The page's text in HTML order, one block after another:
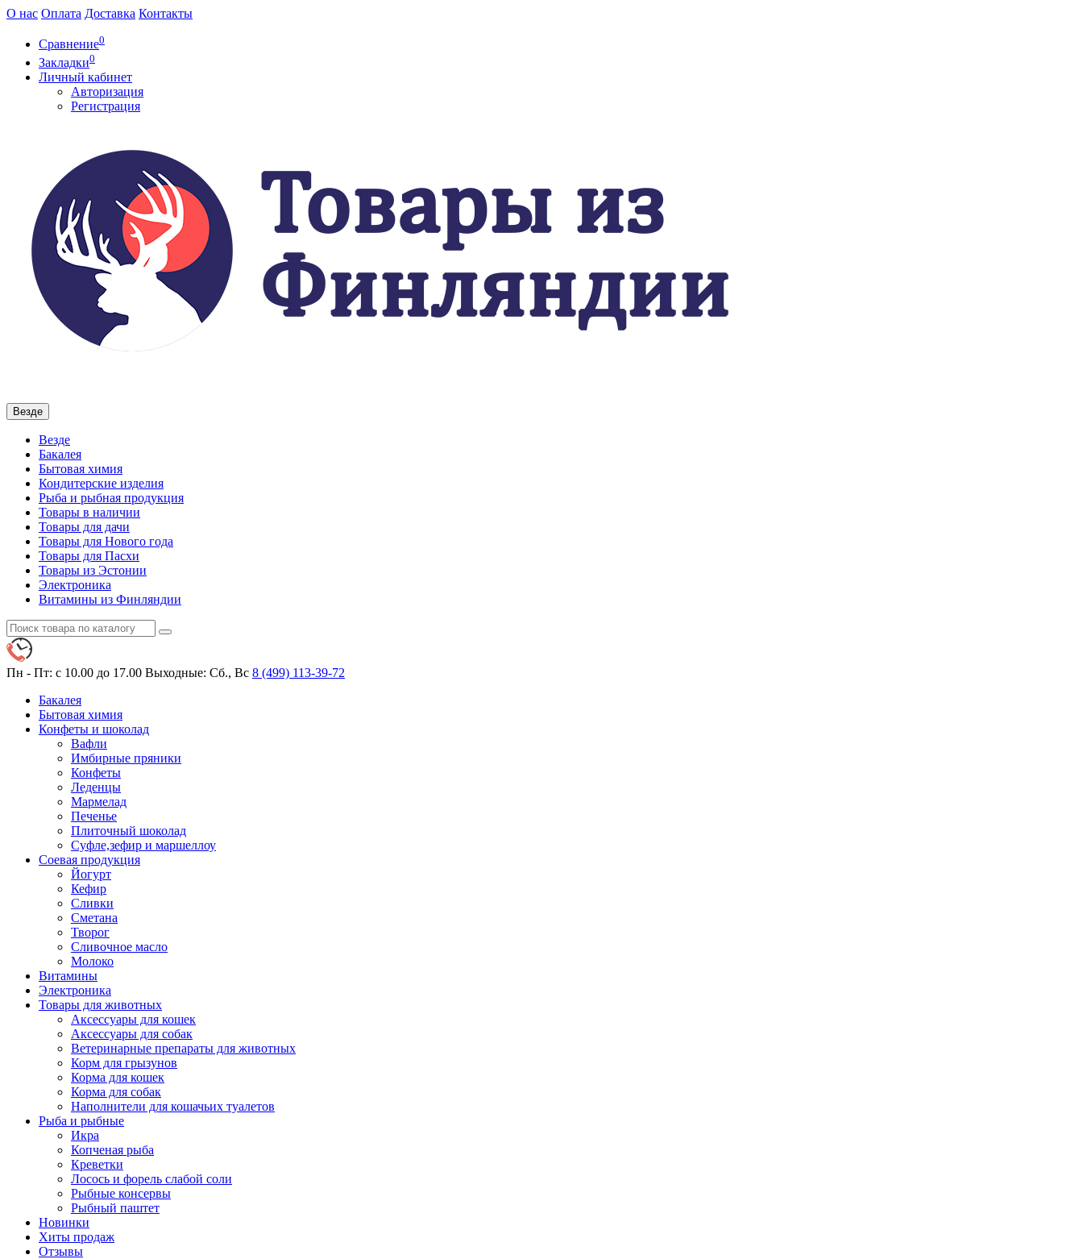
О нас Оплата Доставка Контакты
Сравнение0
Закладки0
Личный кабинет
Авторизация
Регистрация
Везде
Везде
Бакалея
Бытовая химия
Кондитерские изделия
Рыба и рыбная продукция
Товары в наличии
Товары для дачи
Товары для Нового года
Товары для Пасхи
Товары из Эстонии
Электроника
Витамины из Финляндии
Пн - Пт: с 10.00 до 17.00 Выходные: Сб., Вс 8 (499) 113-39-72
Бакалея
Бытовая химия
Конфеты и шоколад
Вафли
Имбирные пряники
Конфеты
Леденцы
Мармелад
Печенье
Плиточный шоколад
Суфле,зефир и маршеллоу
Соевая продукция
Йогурт
Кефир
Сливки
Сметана
Творог
Сливочное масло
Молоко
Витамины
Электроника
Товары для животных
Аксессуары для кошек
Аксессуары для собак
Ветеринарные препараты для животных
Корм для грызунов
Корма для кошек
Корма для собак
Наполнители для кошачьих туалетов
Рыба и рыбные
Икра
Копченая рыба
Креветки
Лосось и форель слабой соли
Рыбные консервы
Рыбный паштет
Новинки
Хиты продаж
Отзывы